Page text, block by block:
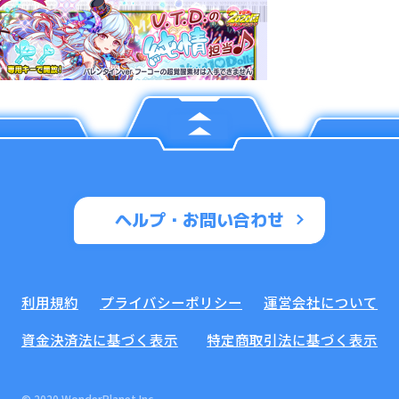
ヘルプ・お問い合わせ
利用規約 プライバシーポリシー
運営会社について
資金決済法に基づく表示
特定商取引法に基づく表示